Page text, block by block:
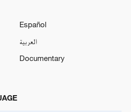
Español
العربية
Documentary